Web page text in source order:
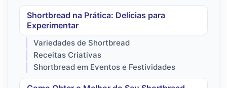
Shortbread na Prática: Delícias para
Experimentar
Variedades de Shortbread
Receitas Criativas
Shortbread em Eventos e Festividades